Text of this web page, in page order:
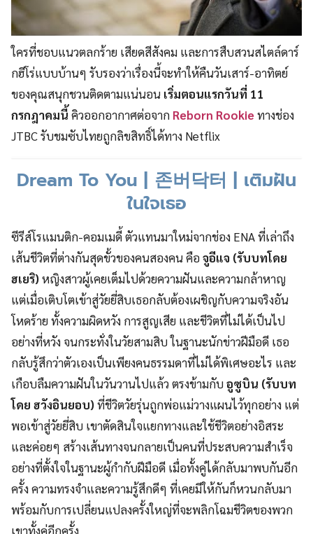
ใครที่ชอบแนวตลกร้าย เสียดสีสังคม และการสืบสวนสไตล์ดาร์
กฮีโร่แบบบ้านๆ รับรองว่าเรื่องนี้จะทำให้คืนวันเสาร์-อาทิตย์
ของคุณสนุกชวนติดตามแน่นอน เริ่มตอนแรกวันที่ 11
กรกฎาคมนี้ คิวออกอากาศต่อจาก Reborn Rookieทางช่อง
JTBC รับชมซับไทยถูกลิขสิทธิ์ได้ทาง Netflix
Dream To You | 존버닥터 | เติมฝัน
ในใจเธอ
ซีรีส์โรแมนติก-คอมเมดี้ ตัวแทนมาใหม่จากช่อง ENA ที่เล่าถึง
เส้นชีวิตที่ต่างกันสุดขั้วของคนสองคน คือจูอีแจ (รับบทโดย
ฮเยริ)หญิงสาวผู้เคยเต็มไปด้วยความฝันและความกล้าหาญ
แต่เมื่อเติบโตเข้าสู่วัยยี่สิบเธอกลับต้องเผชิญกับความจริงอัน
โหดร้าย ทั้งความผิดหวัง การสูญเสีย และชีวิตที่ไม่ได้เป็นไป
อย่างที่หวัง จนกระทั่งในวัยสามสิบ ในฐานะนักข่าวฝีมือดี เธอ
กลับรู้สึกว่าตัวเองเป็นเพียงคนธรรมดาที่ไม่ได้พิเศษอะไร และ
เกือบลืมความฝันในวันวานไปแล้ว ตรงข้ามกับอูซูบิน (รับบท
โดย ฮวังอินยอบ)ที่ชีวิตวัยรุ่นถูกพ่อแม่วางแผนไว้ทุกอย่าง แต่
พอเข้าสู่วัยยี่สิบ เขาตัดสินใจแยกทางและใช้ชีวิตอย่างอิสระ
และค่อยๆ สร้างเส้นทางจนกลายเป็นคนที่ประสบความสำเร็จ
อย่างที่ตั้งใจในฐานะผู้กำกับฝีมือดี เมื่อทั้งคู่ได้กลับมาพบกันอีก
ครั้ง ความทรงจำและความรู้สึกดีๆ ที่เคยมีให้กันก็หวนกลับมา
พร้อมกับการเปลี่ยนแปลงครั้งใหญ่ที่จะพลิกโฉมชีวิตของพวก
เขาทั้งคู่อีกครั้ง